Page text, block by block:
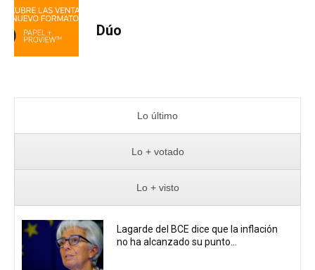
Dúo
Lo último
Lo + votado
Lo + visto
Lagarde del BCE dice que la inflación
no ha alcanzado su punto...